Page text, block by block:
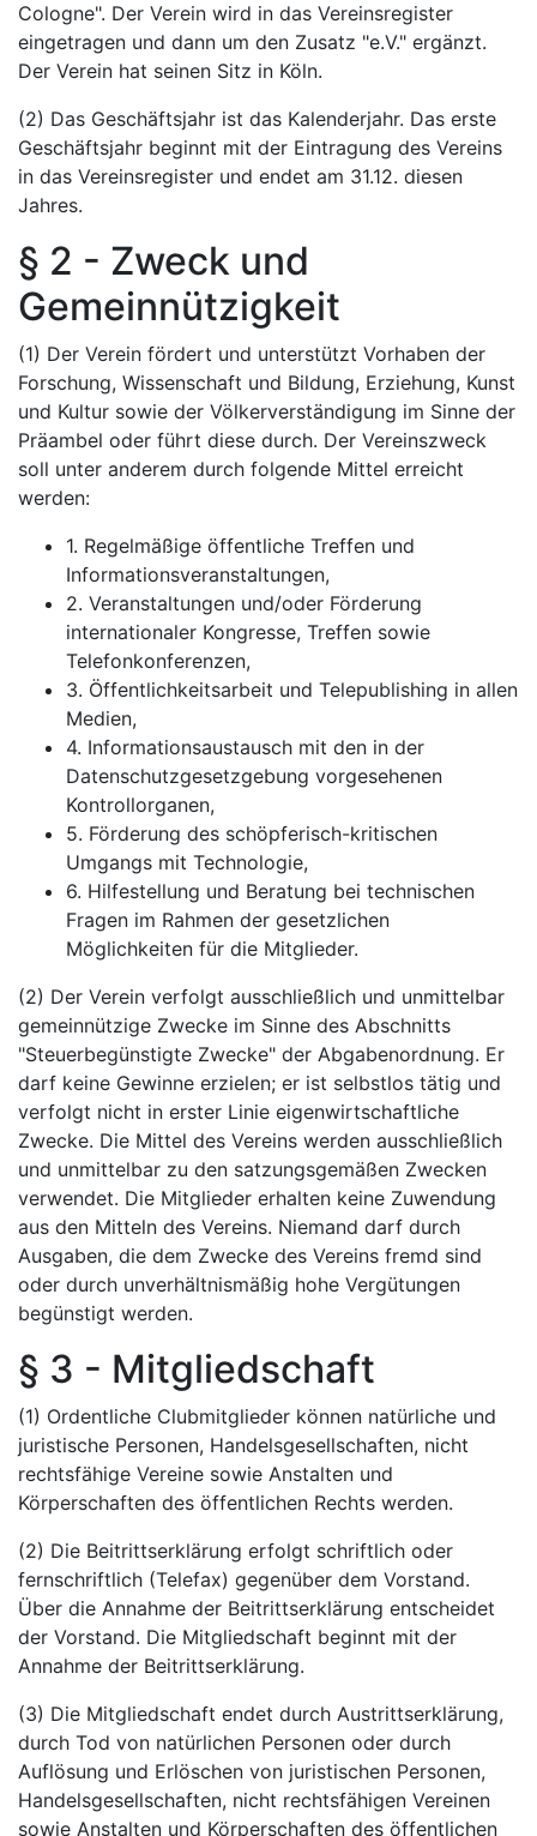
Cologne". Der Verein wird in das Vereinsregister
eingetragen und dann um den Zusatz "e.V." ergänzt.
Der Verein hat seinen Sitz in Köln.
(2) Das Geschäftsjahr ist das Kalenderjahr. Das erste
Geschäftsjahr beginnt mit der Eintragung des Vereins
in das Vereinsregister und endet am 31.12. diesen
Jahres.
§ 2 - Zweck und
Gemeinnützigkeit
(1) Der Verein fördert und unterstützt Vorhaben der
Forschung, Wissenschaft und Bildung, Erziehung, Kunst
und Kultur sowie der Völkerverständigung im Sinne der
Präambel oder führt diese durch. Der Vereinszweck
soll unter anderem durch folgende Mittel erreicht
werden:
1. Regelmäßige öffentliche Treffen und
Informationsveranstaltungen,
2. Veranstaltungen und/oder Förderung
internationaler Kongresse, Treffen sowie
Telefonkonferenzen,
3. Öffentlichkeitsarbeit und Telepublishing in allen
Medien,
4. Informationsaustausch mit den in der
Datenschutzgesetzgebung vorgesehenen
Kontrollorganen,
5. Förderung des schöpferisch-kritischen
Umgangs mit Technologie,
6. Hilfestellung und Beratung bei technischen
Fragen im Rahmen der gesetzlichen
Möglichkeiten für die Mitglieder.
(2) Der Verein verfolgt ausschließlich und unmittelbar
gemeinnützige Zwecke im Sinne des Abschnitts
"Steuerbegünstigte Zwecke" der Abgabenordnung. Er
darf keine Gewinne erzielen; er ist selbstlos tätig und
verfolgt nicht in erster Linie eigenwirtschaftliche
Zwecke. Die Mittel des Vereins werden ausschließlich
und unmittelbar zu den satzungsgemäßen Zwecken
verwendet. Die Mitglieder erhalten keine Zuwendung
aus den Mitteln des Vereins. Niemand darf durch
Ausgaben, die dem Zwecke des Vereins fremd sind
oder durch unverhältnismäßig hohe Vergütungen
begünstigt werden.
§ 3 - Mitgliedschaft
(1) Ordentliche Clubmitglieder können natürliche und
juristische Personen, Handelsgesellschaften, nicht
rechtsfähige Vereine sowie Anstalten und
Körperschaften des öffentlichen Rechts werden.
(2) Die Beitrittserklärung erfolgt schriftlich oder
fernschriftlich (Telefax) gegenüber dem Vorstand.
Über die Annahme der Beitrittserklärung entscheidet
der Vorstand. Die Mitgliedschaft beginnt mit der
Annahme der Beitrittserklärung.
(3) Die Mitgliedschaft endet durch Austrittserklärung,
durch Tod von natürlichen Personen oder durch
Auflösung und Erlöschen von juristischen Personen,
Handelsgesellschaften, nicht rechtsfähigen Vereinen
sowie Anstalten und Körperschaften des öffentlichen